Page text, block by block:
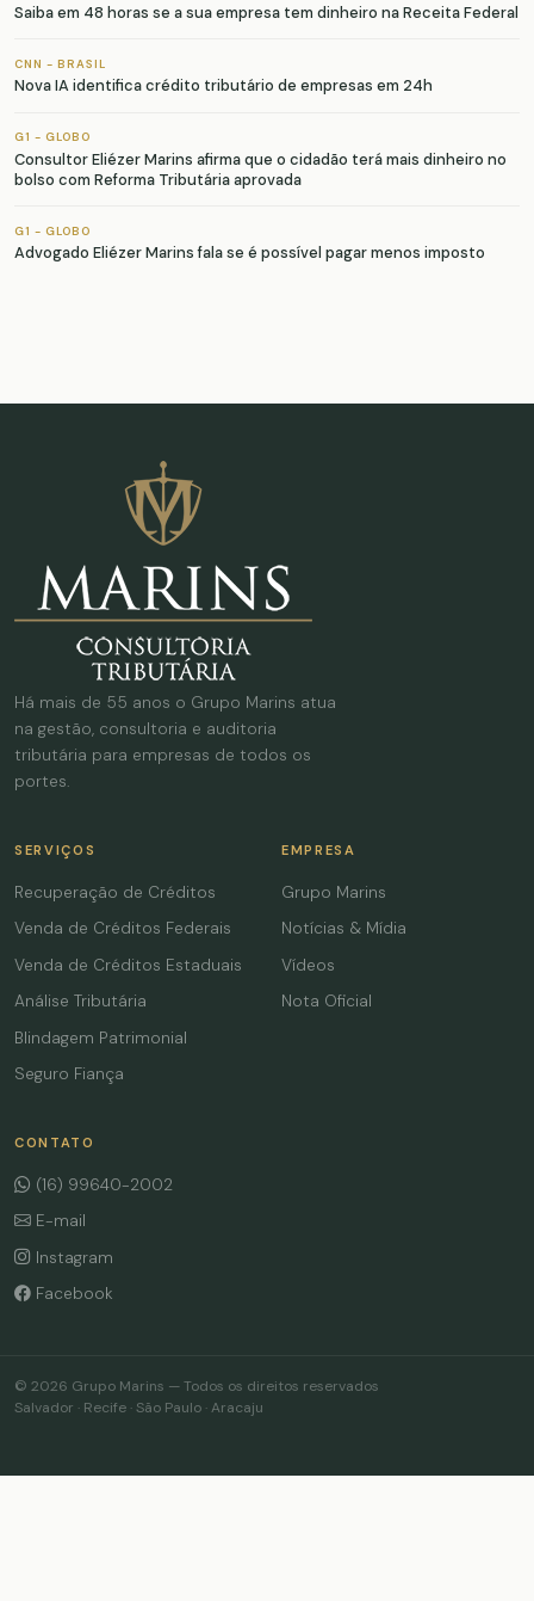
Saiba em 48 horas se a sua empresa tem dinheiro na Receita Federal
CNN - BRASIL
Nova IA identifica crédito tributário de empresas em 24h
G1 - GLOBO
Consultor Eliézer Marins afirma que o cidadão terá mais dinheiro no
bolso com Reforma Tributária aprovada
G1 - GLOBO
Advogado Eliézer Marins fala se é possível pagar menos imposto
Há mais de 55 anos o Grupo Marins atua
na gestão, consultoria e auditoria
tributária para empresas de todos os
portes.
SERVIÇOS
Recuperação de Créditos
Venda de Créditos Federais
Venda de Créditos Estaduais
Análise Tributária
Blindagem Patrimonial
Seguro Fiança
EMPRESA
Grupo Marins
Notícias & Mídia
Vídeos
Nota Oficial
CONTATO
(16) 99640-2002
E-mail
Instagram
Facebook
© 2026 Grupo Marins — Todos os direitos reservados
Salvador · Recife · São Paulo · Aracaju